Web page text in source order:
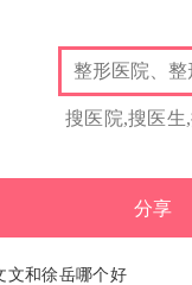
搜医院,搜医生
分享
文和徐岳哪个好